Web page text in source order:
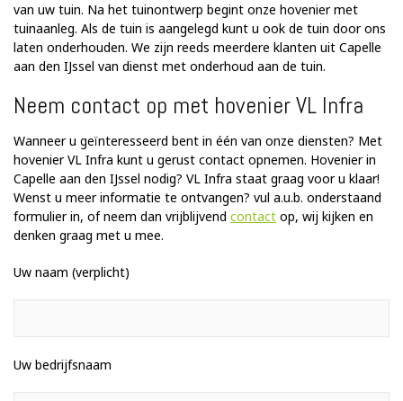
van uw tuin. Na het tuinontwerp begint onze hovenier met
tuinaanleg. Als de tuin is aangelegd kunt u ook de tuin door ons
laten onderhouden. We zijn reeds meerdere klanten uit Capelle
aan den IJssel van dienst met onderhoud aan de tuin.
Neem contact op met hovenier VL Infra
Wanneer u geïnteresseerd bent in één van onze diensten? Met
hovenier VL Infra kunt u gerust contact opnemen. Hovenier in
Capelle aan den IJssel nodig? VL Infra staat graag voor u klaar!
Wenst u meer informatie te ontvangen? vul a.u.b. onderstaand
formulier in, of neem dan vrijblijvend contact op, wij kijken en
denken graag met u mee.
Uw naam (verplicht)
Uw bedrijfsnaam